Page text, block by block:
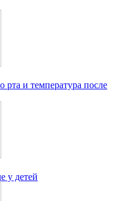
рта и температура после
у детей